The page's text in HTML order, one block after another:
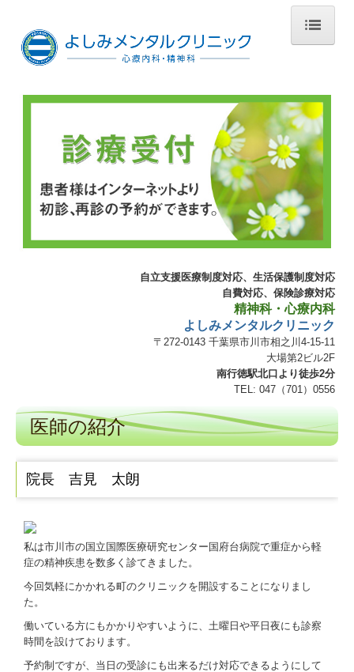
ホーム
初診のご案内
スタッフ募集
自立支援医療制度対応、生活保護制度対応
自費対応、保険診療対応
精神科・心療内科
よしみメンタルクリニック
〒272-0143 千葉県市川市相之川4-15-11
大場第2ビル2F
南行徳駅北口より徒歩2分
TEL: 047（701）0556
医師の紹介
院長 吉見 太朗
私は市川市の国立国際医療研究センター国府台病院で重症から軽
症の精神疾患を数多く診てきました。
今回気軽にかかれる町のクリニックを開設することになりまし
た。
働いている方にもかかりやすいように、土曜日や平日夜にも診察
時間を設けております。
予約制ですが、当日の受診にも出来るだけ対応できるようにして